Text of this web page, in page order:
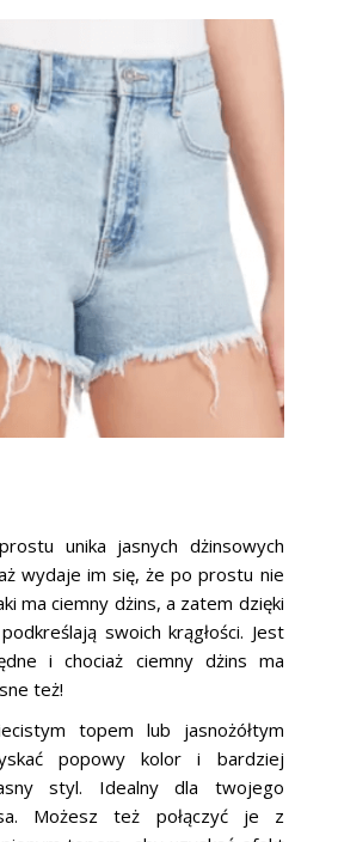
unika jasnych dżinsowych
wydaje im się, że po prostu nie
ma ciemny dżins, a zatem dzięki
swoich krągłości. Jest
i chociaż ciemny dżins ma
też!
topem lub jasnożółtym
popowy kolor i bardziej
styl. Idealny dla twojego
Możesz też połączyć je z